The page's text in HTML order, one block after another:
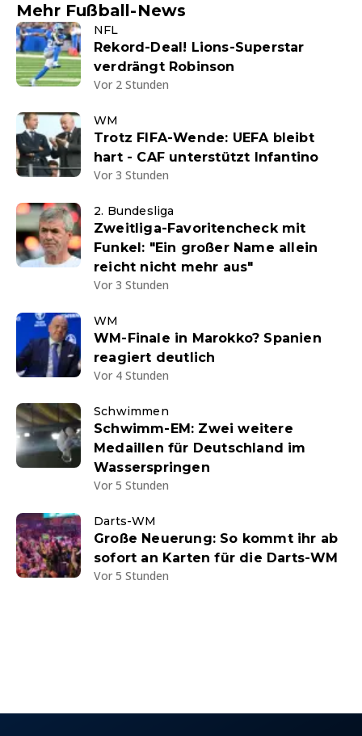
Mehr Fußball-News
NFL
Rekord-Deal! Lions-Superstar
verdrängt Robinson
Vor 2 Stunden
WM
Trotz FIFA-Wende: UEFA bleibt
hart - CAF unterstützt Infantino
Vor 3 Stunden
2. Bundesliga
Zweitliga-Favoritencheck mit
Funkel: "Ein großer Name allein
reicht nicht mehr aus"
Vor 3 Stunden
WM
WM-Finale in Marokko? Spanien
reagiert deutlich
Vor 4 Stunden
Schwimmen
Schwimm-EM: Zwei weitere
Medaillen für Deutschland im
Wasserspringen
Vor 5 Stunden
Darts-WM
Große Neuerung: So kommt ihr ab
sofort an Karten für die Darts-WM
Vor 5 Stunden